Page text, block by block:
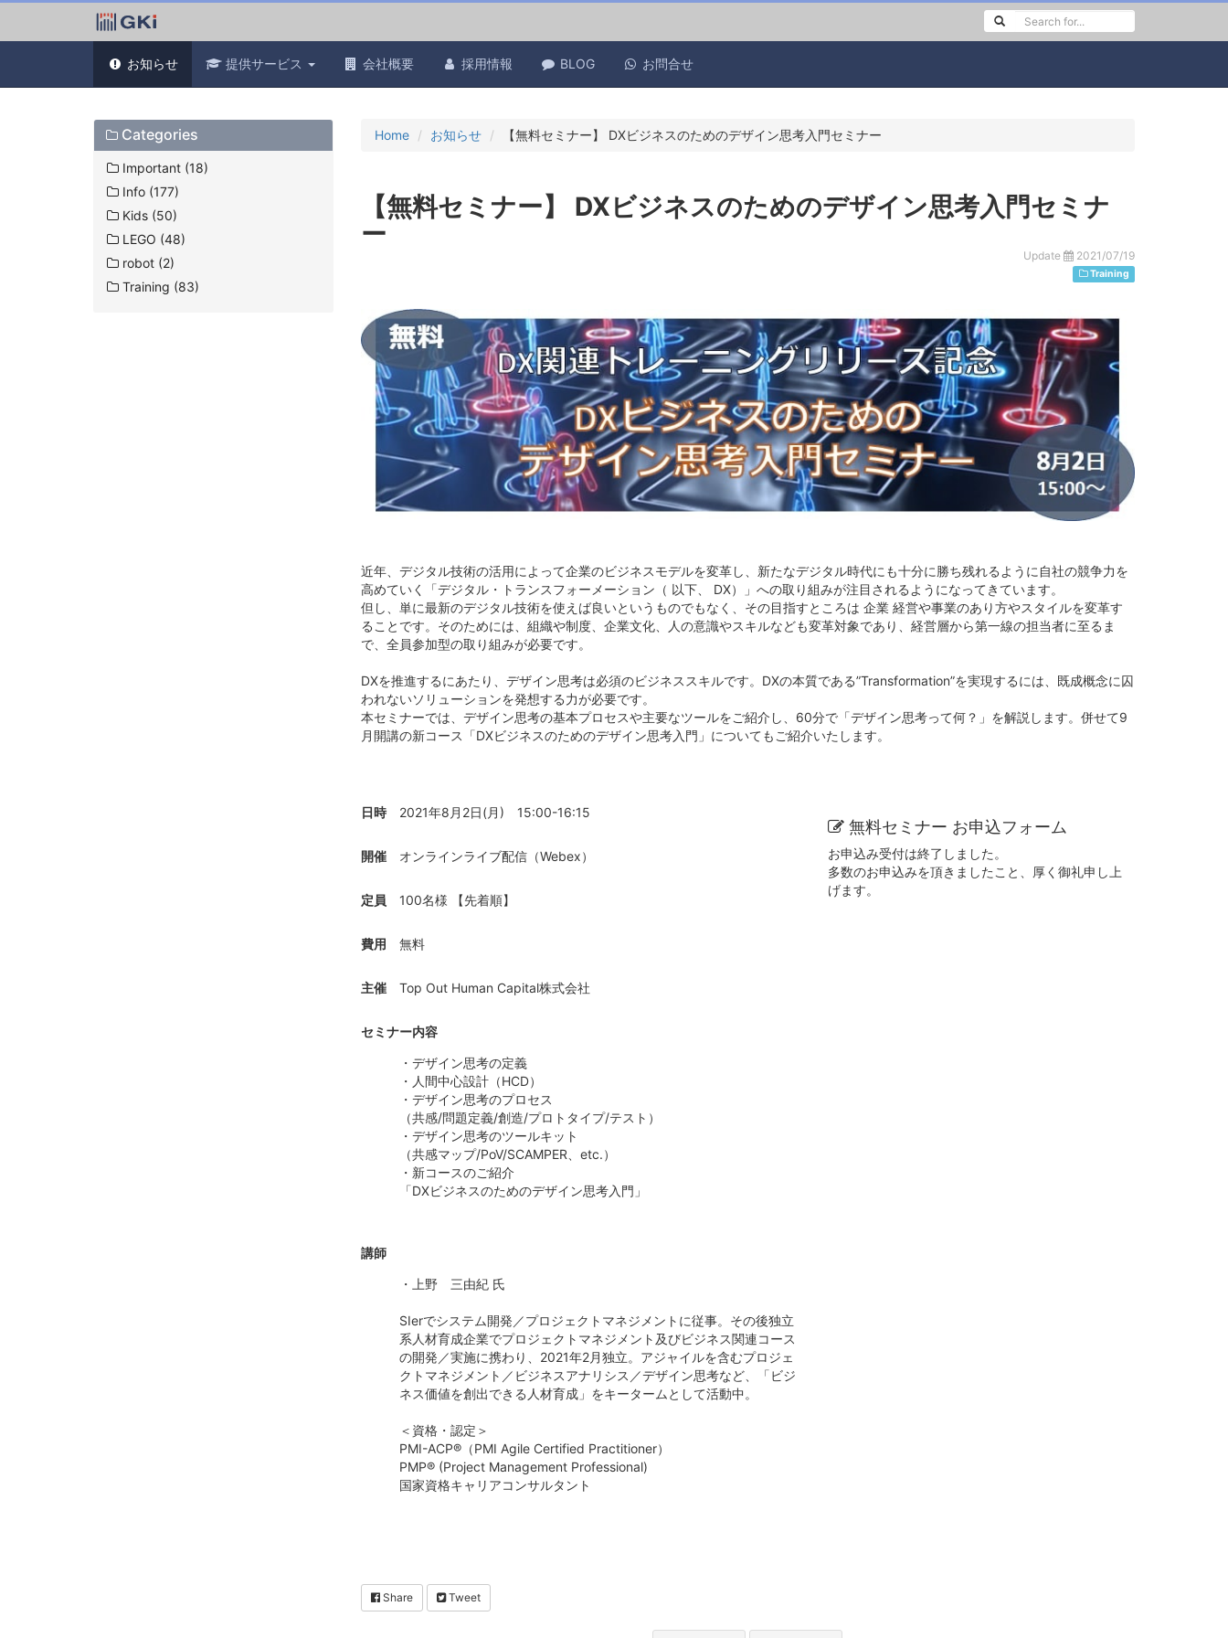
お知らせ 提供サービス 会社概要 採用情報 BLOG お問合せ
Home お知らせ 【無料セミナー】 DXビジネスのためのデザイン思考入門セミナー
【無料セミナー】 DXビジネスのためのデザイン思考入門セミナ
ー
Update 2021/07/19
Training
近年、デジタル技術の活用によって企業のビジネスモデルを変革し、新たなデジタル時代にも十分に勝ち残れるように自社の競争力を
高めていく「デジタル・トランスフォーメーション（ 以下、 DX）」への取り組みが注目されるようになってきています。
但し、単に最新のデジタル技術を使えば良いというものでもなく、その目指すところは 企業 経営や事業のあり方やスタイルを変革す
ることです。そのためには、組織や制度、企業文化、人の意識やスキルなども変革対象であり、経営層から第一線の担当者に至るま
で、全員参加型の取り組みが必要です。
DXを推進するにあたり、デザイン思考は必須のビジネススキルです。DXの本質である”Transformation”を実現するには、既成概念に囚
われないソリューションを発想する力が必要です。
本セミナーでは、デザイン思考の基本プロセスや主要なツールをご紹介し、60分で「デザイン思考って何？」を解説します。併せて9
月開講の新コース「DXビジネスのためのデザイン思考入門」についてもご紹介いたします。
日時 2021年8月2日(月) 15:00-16:15
開催 オンラインライブ配信（Webex）
定員 100名様 【先着順】
費用 無料
主催 Top Out Human Capital株式会社
セミナー内容
・デザイン思考の定義
・人間中心設計（HCD）
・デザイン思考のプロセス
（共感/問題定義/創造/プロトタイプ/テスト）
・デザイン思考のツールキット
（共感マップ/PoV/SCAMPER、etc.）
・新コースのご紹介
「DXビジネスのためのデザイン思考入門」
講師
・上野 三由紀 氏
SIerでシステム開発／プロジェクトマネジメントに従事。その後独立
系人材育成企業でプロジェクトマネジメント及びビジネス関連コース
の開発／実施に携わり、2021年2月独立。アジャイルを含むプロジェ
クトマネジメント／ビジネスアナリシス／デザイン思考など、「ビジ
ネス価値を創出できる人材育成」をキータームとして活動中。
＜資格・認定＞
PMI-ACP®（PMI Agile Certified Practitioner）
PMP® (Project Management Professional)
国家資格キャリアコンサルタント
無料セミナー お申込フォーム
お申込み受付は終了しました。
多数のお申込みを頂きましたこと、厚く御礼申し上
げます。
Share Tweet
Categories
Important (18)
Info (177)
Kids (50)
LEGO (48)
robot (2)
Training (83)